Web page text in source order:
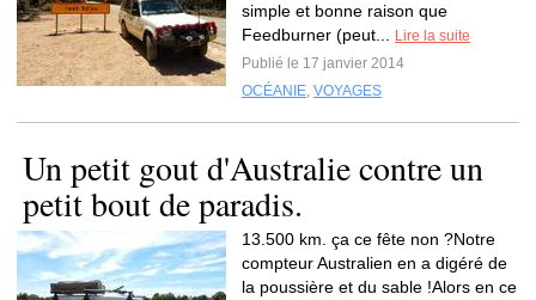
simple et bonne raison que
Feedburner (peut...
Lire la suite
Publié le 17 janvier 2014
OCÉANIE, VOYAGES
Un petit gout d'Australie contre un
petit bout de paradis.
13.500 km. ça ce fête non ?Notre
compteur Australien en a digéré de
la poussière et du sable !Alors en ce